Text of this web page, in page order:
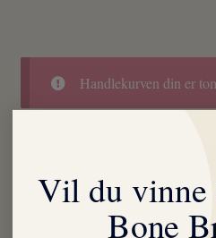
Handlekurven din er
Vil du
Bone